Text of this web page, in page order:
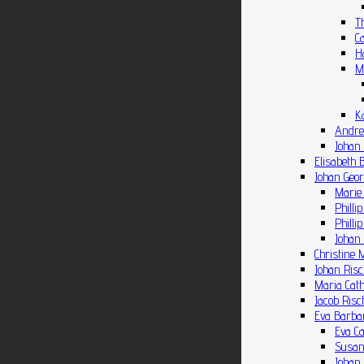
Elisabeth
Johan
Marie
Christine
Johan
Maria
Jacob
Eva
Eva